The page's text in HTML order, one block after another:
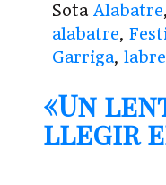
Sota Alabatre,
alabatre,
Garriga,
«Un
llegir